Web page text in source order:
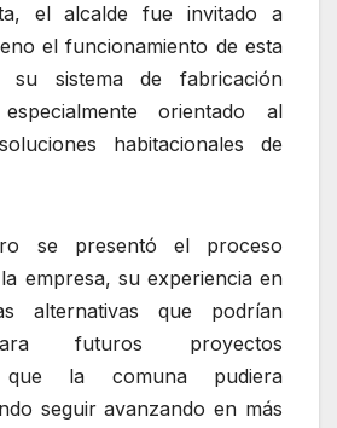
el alcalde fue invitado a
el funcionamiento de esta
su sistema de fabricación
especialmente orientado al
habitacionales de
se presentó el proceso
empresa, su experiencia en
que podrían
futuros proyectos
que la comuna pudiera
seguir avanzando en más